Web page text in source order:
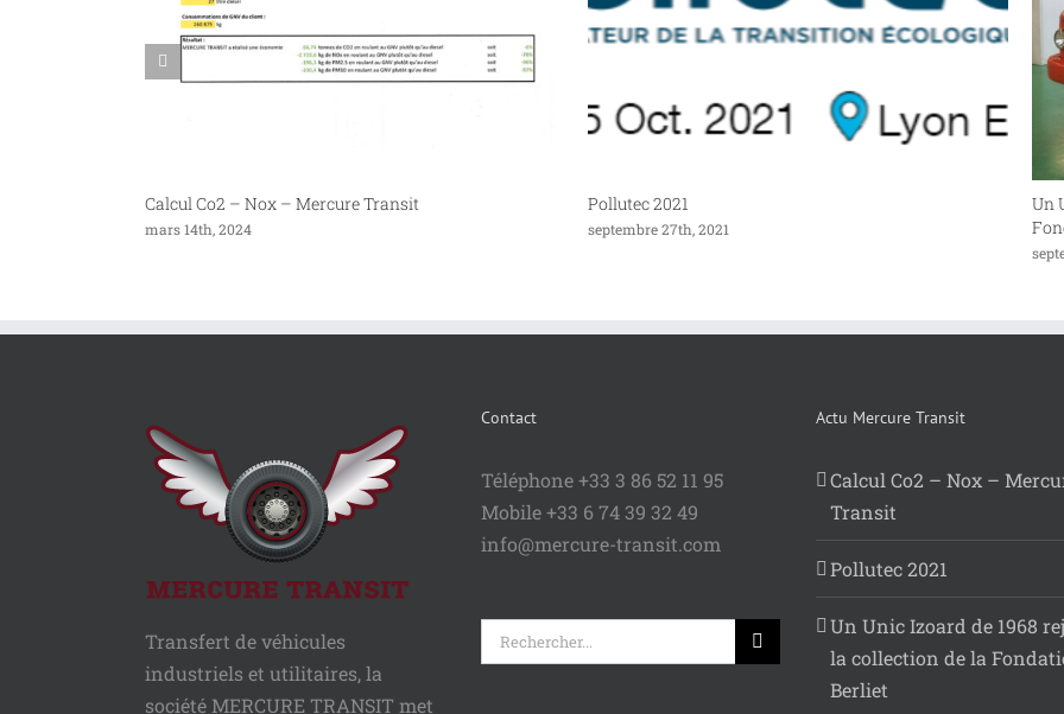
Calcul Co2 – Nox – Mercure Transit
mars 14th, 2024
Pollutec 2021
septembre 27th, 2021
Un
Transfert de véhicules
industriels et utilitaires, la
société MERCURE TRANSIT met
Contact
Téléphone +33 3 86 52 11 95
Mobile +33 6 74 39 32 49
info@mercure-transit.com
Rechercher:
Actu Mercure Transit
Calcul Co2 – Nox –
Transit
Pollutec 2021
Un Unic Izoard de 1968
la collection de la
Berliet